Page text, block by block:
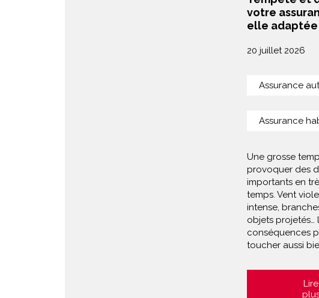
votre
elle adaptée
20 juillet 2026
Assurance
Assurance
Une grosse
provoquer des
importants en
temps. Vent
intense,
objets projetés…
conséquences
toucher aussi
Lire